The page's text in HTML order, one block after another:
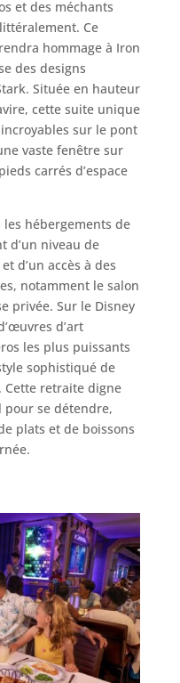
et des méchants
Ce
hommage à Iron
des designs
Située en hauteur
cette suite unique
sur le pont
vaste fenêtre sur
carrés d’espace
les hébergements de
d’un niveau de
d’un accès à des
notamment le salon
privée. Sur le Disney
d’art
les plus puissants
sophistiqué de
Cette retraite digne
pour se détendre,
plats et de boissons